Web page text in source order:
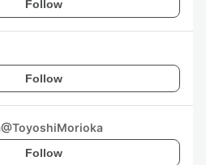
Follow
Follow
@ToyoshiMorioka
Follow